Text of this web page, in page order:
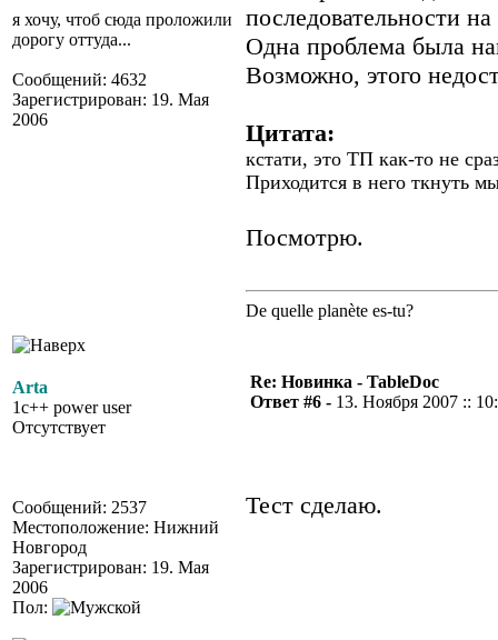
я хочу, чтоб сюда проложили
дорогу оттуда...
Сообщений: 4632
Зарегистрирован: 19. Мая
2006
последовательности
Одна проблема была
Возможно, этого
Цитата:
кстати, это ТП как-то не
Приходится в него ткнуть
Посмотрю.
De quelle planète es-tu?
Arta
1c++ power user
Отсутствует
Сообщений: 2537
Местоположение: Нижний
Новгород
Зарегистрирован: 19. Мая
2006
Пол:
Re: Новинка - TableDoc
Ответ #6 - 13. Ноября 2007 ::
Тест сделаю.